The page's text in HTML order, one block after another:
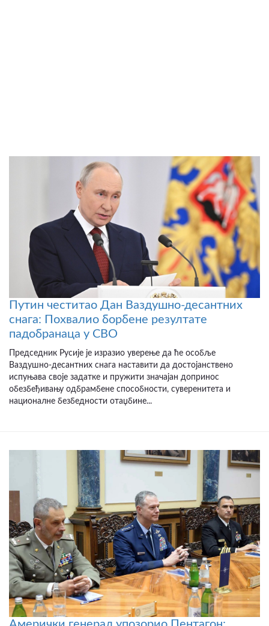
Путин честитао Дан Ваздушно-десантних
снага: Похвалио борбене резултате
падобранаца у СВО
Председник Русије је изразио уверење да ће особље
Ваздушно-десантних снага наставити да достојанствено
испуњава своје задатке и пружити значајан допринос
обезбеђивању одбрамбене способности, суверенитета и
националне безбедности отаџбине...